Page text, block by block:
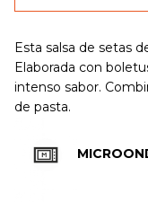
Esta salsa de setas
Elaborada con
intenso sabor.
de pasta.